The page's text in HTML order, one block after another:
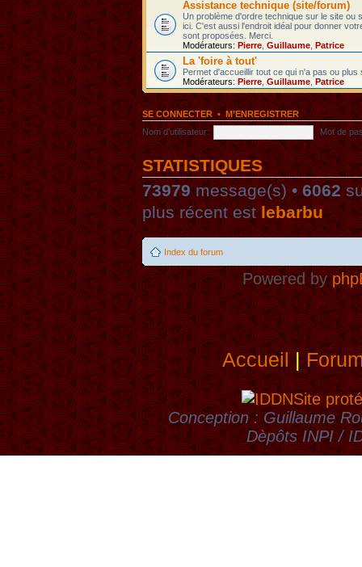
Assistance technique (site/forum)
Un problème d'ordre technique sur le site ou
ici. C'est aussi l'endroit idéal pour donner
sont proposées. Merci.
Modérateurs: Pierre Guillaume Patrice
La 'foire à tout'
Permet d'accueillir tout ce qui n'a pas ou
Modérateurs: Pierre Guillaume Patrice
SE CONNECTER•M’ENREGISTRER
Nom d’utilisateur:
Mot de
STATISTIQUES
73979message(s) •6062
plus récent estlebarbu
Index du forum
Powered by
Accueil|
Site
Conception : Guillaume
Dèpôts INPI /